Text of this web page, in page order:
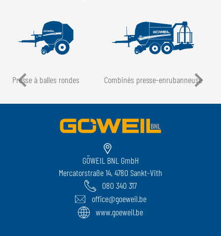
Presse à balles rondes Combinés presse-enrubanneuse
GÖWEIL BNL GmbH
Mercatorstraße 14, 4780 Sankt-Vith
080 340 317
office@goeweil.be
www.goeweil.be